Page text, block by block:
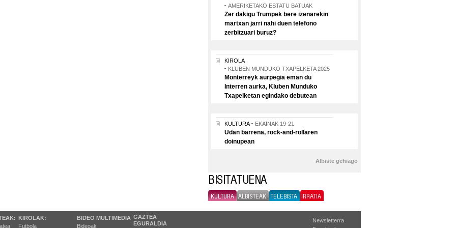
AMERIKETAKO ESTATU BATUAK
Zer dakigu Trumpek bere izenarekin
martxan jarri nahi duen telefono
zerbitzuari buruz?
KIROLA
KLUBEN MUNDUKO TXAPELKETA 2025
Monterreyk aurpegia eman du
Interren aurka, Kluben Munduko
Txapelketan egindako debutean
KULTURA EKAINAK 19-21
Udan barrena, rock-and-rollaren
doinupean
Albiste gehiago
BISITATUENA
KULTURA ALBISTEAK TELEBISTA IRRATIA
KIROLAK:
Futbola
BIDEO MULTIMEDIA
Bideoak
GAZTEA
EGURALDIA
Newsletterra